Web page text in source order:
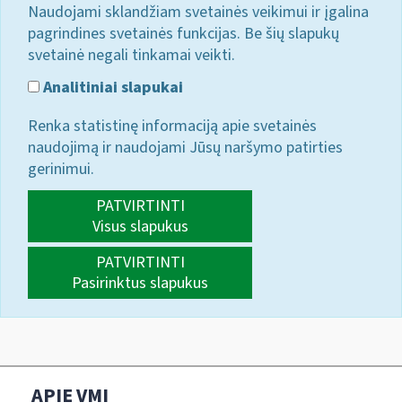
Naudojami sklandžiam svetainės veikimui ir įgalina
pagrindines svetainės funkcijas. Be šių slapukų
svetainė negali tinkamai veikti.
Analitiniai slapukai
Renka statistinę informaciją apie svetainės
naudojimą ir naudojami Jūsų naršymo patirties
gerinimui.
PATVIRTINTI
Visus slapukus
PATVIRTINTI
Pasirinktus slapukus
APIE VMI